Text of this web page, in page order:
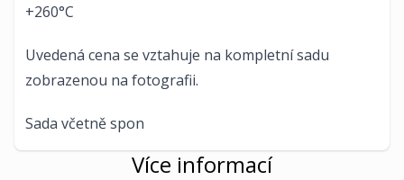
+260°C
Uvedená cena se vztahuje na kompletní sadu
zobrazenou na fotografii.
Sada včetně spon
Více informací